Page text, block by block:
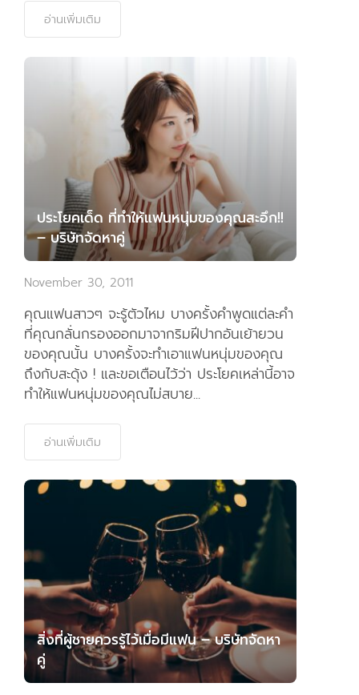
อ่านเพิ่มเติม
ประโยคเด็ด ที่ทำให้แฟนหนุ่มของคุณสะอึก!!
– บริษัทจัดหาคู่
November 30, 2011
คุณแฟนสาวๆ จะรู้ตัวไหม บางครั้งคำพูดแต่ละคำ
ที่คุณกลั่นกรองออกมาจากริมฝีปากอันเย้ายวน
ของคุณนั้น บางครั้งจะทำเอาแฟนหนุ่มของคุณ
ถึงกับสะดุ้ง ! และขอเตือนไว้ว่า ประโยคเหล่านี้อาจ
ทำให้แฟนหนุ่มของคุณไม่สบาย...
อ่านเพิ่มเติม
สิ่งที่ผู้ชายควรรู้ไว้เมื่อมีแฟน – บริษัทจัดหา
คู่